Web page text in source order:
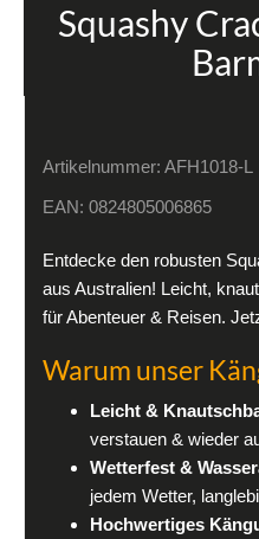
Squashy
Artikelnummer: AFH1018-L
EAN: 0824805006865
Entdecke den robusten
aus Australien! Leicht,
für Abenteuer & Reisen.
Warum unser
Leicht &
verstauen & wieder
Wetterfest &
jedem Wetter,
Hochwertiges